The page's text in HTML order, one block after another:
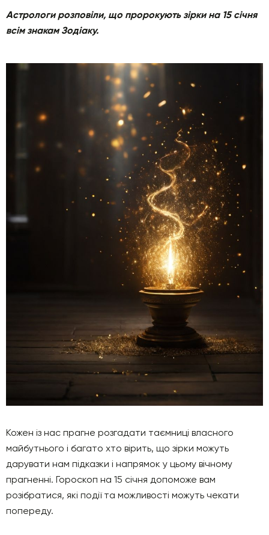
Астрологи розповіли, що пророкують зірки на 15 січня
всім знакам Зодіаку.
Кожен із нас прагне розгадати таємниці власного
майбутнього і багато хто вірить, що зірки можуть
дарувати нам підказки і напрямок у цьому вічному
прагненні. Гороскоп на 15 січня допоможе вам
розібратися, які події та можливості можуть чекати
попереду.